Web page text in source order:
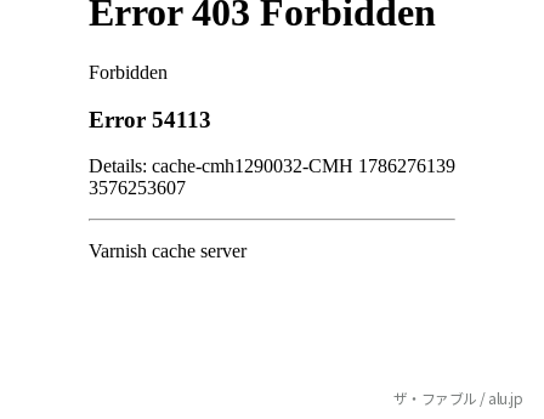
ザ・ファブル / alu.jp